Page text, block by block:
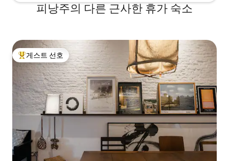
피낭주의 다른 근사한 휴가 숙소
상위 게스트 선호
게스트 선호